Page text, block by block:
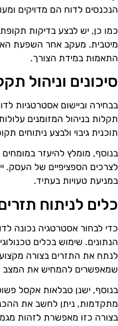
הנכנסים לדוח הם מדויקים
כמו כן, יש לבצע בדיקות
מיטבית. מעקב אחר השפעת
התאמות במידת הצורך.
סיכונים וניהול
בבחירה וביישום אסטרטגיות
תקלות בניהול המזומנים
תוכנית גיבוי ולבצע ניתוחים
בנוסף, מומלץ להיעזר
לצרכים הספציפיים של העסק.
במניעת טעויות בעתיד.
כלים לניתוח
כדי לבחור אסטרטגיה נכונה
הנתונים. שימוש בכלים
לנתח את התזרים בצורה
שמאפשרים להמחיש את המצב
בנוסף, ישנן טבלאות אקסל
מתקדמות, ניתן לחשב את
בצורה כזו מאפשרת לזהות